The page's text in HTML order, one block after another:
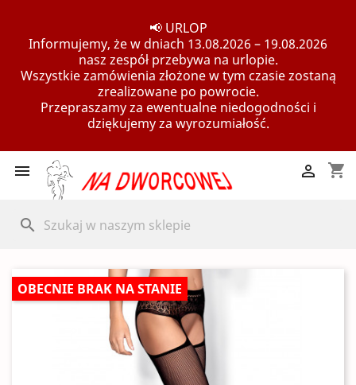
📢 URLOP
Informujemy, że w dniach 13.08.2026 – 19.08.2026
nasz zespół przebywa na urlopie.
Wszystkie zamówienia złożone w tym czasie zostaną
zrealizowane po powrocie.
Przepraszamy za ewentualne niedogodności i
dziękujemy za wyrozumiałość.
 shopping_cart

search
OBECNIE BRAK NA STANIE